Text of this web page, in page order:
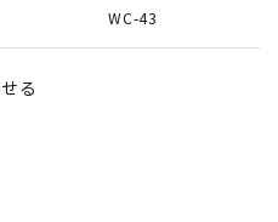
WC-43
る